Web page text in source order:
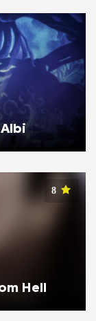
8
Hell